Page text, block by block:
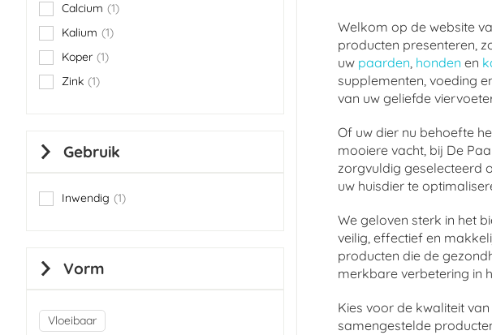
Welkom op de website
producten presenteren,
uw paarden, honden en
supplementen, voeding
van uw geliefde
Of uw dier nu behoefte
mooiere vacht, bij De
zorgvuldig geselecteerd
uw huisdier te
We geloven sterk in het
veilig, effectief en
producten die de
merkbare verbetering in
Kies voor de kwaliteit
samengestelde
Calcium 1
item
Kalium
1
item
Koper 1
item
Zink 1
item
Gebruik
Inwendig 1
item
Vorm
Vloeibaar